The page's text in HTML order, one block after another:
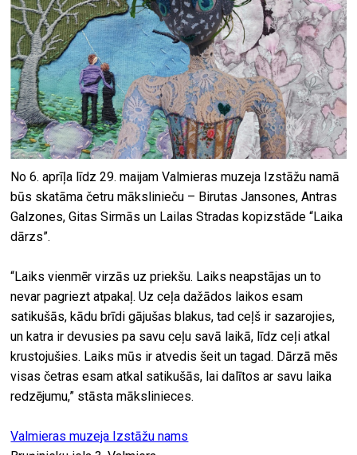
No 6. aprīļa līdz 29. maijam Valmieras muzeja Izstāžu namā
būs skatāma četru mākslinieču – Birutas Jansones, Antras
Galzones, Gitas Sirmās un Lailas Stradas kopizstāde “Laika
dārzs”.
“Laiks vienmēr virzās uz priekšu. Laiks neapstājas un to
nevar pagriezt atpakaļ. Uz ceļa dažādos laikos esam
satikušās, kādu brīdi gājušas blakus, tad ceļš ir sazarojies,
un katra ir devusies pa savu ceļu savā laikā, līdz ceļi atkal
krustojušies. Laiks mūs ir atvedis šeit un tagad. Dārzā mēs
visas četras esam atkal satikušās, lai dalītos ar savu laika
redzējumu,” stāsta mākslinieces.
Valmieras muzeja Izstāžu nams